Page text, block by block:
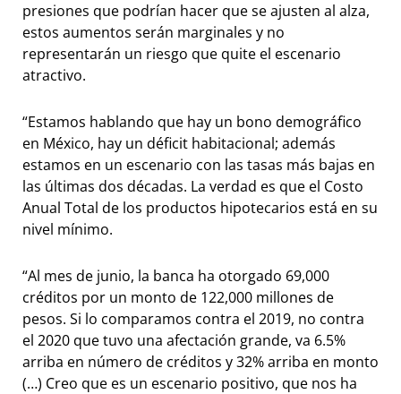
presiones que podrían hacer que se ajusten al alza,
estos aumentos serán marginales y no
representarán un riesgo que quite el escenario
atractivo.
“Estamos hablando que hay un bono demográfico
en México, hay un déficit habitacional; además
estamos en un escenario con las tasas más bajas en
las últimas dos décadas. La verdad es que el Costo
Anual Total de los productos hipotecarios está en su
nivel mínimo.
“Al mes de junio, la banca ha otorgado 69,000
créditos por un monto de 122,000 millones de
pesos. Si lo comparamos contra el 2019, no contra
el 2020 que tuvo una afectación grande, va 6.5%
arriba en número de créditos y 32% arriba en monto
(…) Creo que es un escenario positivo, que nos ha